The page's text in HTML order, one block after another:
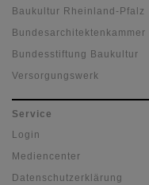
Baukultur Rheinland-Pfalz
Bundesarchitektenkammer
Bundesstiftung Baukultur
Versorgungswerk
Service
Login
Mediencenter
Datenschutzerklärung